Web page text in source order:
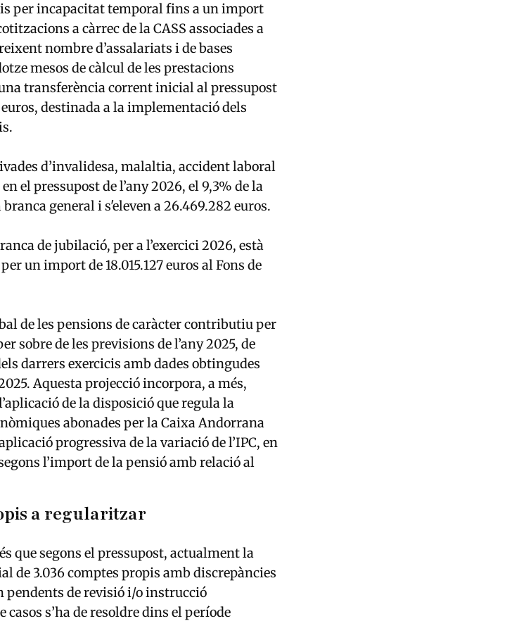
per incapacitat temporal fins a un import
a càrrec de la CASS associades a
nombre d’assalariats i de bases
mesos de càlcul de les prestacions
transferència corrent inicial al pressupost
destinada a la implementació dels
d’invalidesa, malaltia, accident laboral
el pressupost de l’any 2026, el 9,3% de la
general i s'eleven a 26.469.282 euros.
de jubilació, per a l’exercici 2026, està
un import de 18.015.127 euros al Fons de
de les pensions de caràcter contributiu per
sobre de les previsions de l’any 2025, de
darrers exercicis amb dades obtingudes
Aquesta projecció incorpora, a més,
de la disposició que regula la
abonades per la Caixa Andorrana
progressiva de la variació de l’IPC, en
l’import de la pensió amb relació al
a regularitzar
que segons el pressupost, actualment la
de 3.036 comptes propis amb discrepàncies
pendents de revisió i/o instrucció
s’ha de resoldre dins el període